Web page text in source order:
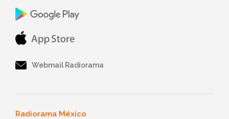
Webmail Radiorama
Radiorama México